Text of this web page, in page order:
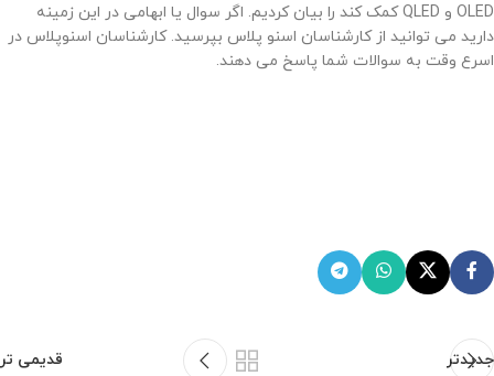
OLED و QLED کمک کند را بیان کردیم. اگر سوال یا ابهامی در این زمینه
دارید می توانید از کارشناسان اسنو پلاس بپرسید. کارشناسان اسنوپلاس در
اسرع وقت به سوالات شما پاسخ می دهند.
جدیدتر قدیمی تر